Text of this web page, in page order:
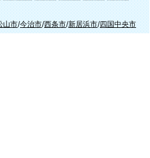
山市/今治市/西条市/新居浜市/四国中央市